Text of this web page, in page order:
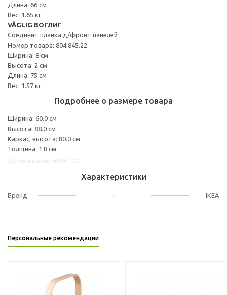
Длина: 66 см
Вес: 1.65 кг
VÅGLIG ВОГЛИГ
Соединит планка д/фронт панелей
Номер товара: 804.845.22
Ширина: 8 см
Высота: 2 см
Длина: 75 см
Вес: 1.57 кг
Подробнее о размере товара
Ширина: 60.0 см
Высота: 88.0 см
Каркас, высота: 80.0 см
Толщина: 1.8 см
Характеристики
Бренд IKEA
Персональные рекомендации